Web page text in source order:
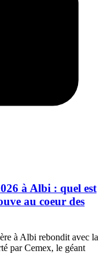
à Albi : quel est
au coeur des
à Albi rebondit avec la
par Cemex, le géant